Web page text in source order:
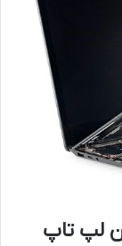
لپ تاپ